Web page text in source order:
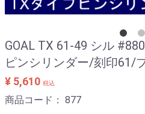
GOAL TX 61-49 シル
ピンシリンダー/刻印61/
¥ 5,610 税込
商品コード： 877